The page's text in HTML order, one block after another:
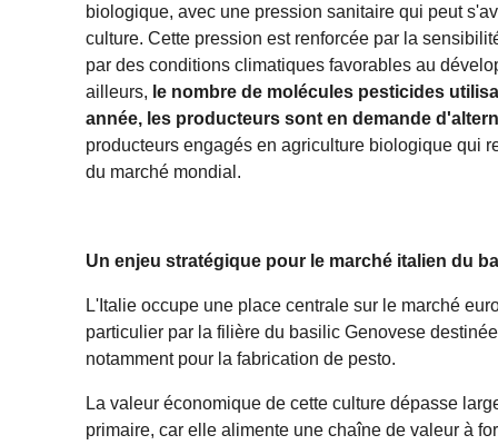
biologique, avec une pression sanitaire qui peut
culture. Cette pression est renforcée par la
par des conditions climatiques favorables au
ailleurs, le nombre de molécules pesticides
année, les producteurs sont en demande
producteurs engagés en agriculture biologique qui
du marché mondial.
Un enjeu stratégique pour le marché italien du
L'Italie occupe une place centrale sur le marché
particulier par la filière du basilic Genovese
notamment pour la fabrication de pesto.
La valeur économique de cette culture dépasse
primaire, car elle alimente une chaîne de valeur à